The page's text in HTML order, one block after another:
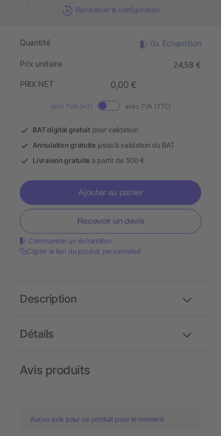
Réinitialiser la configuration
Quantité 0x Échantillon
Prix unitaire
24,58 €
PRIX NET
0,00 €
sans TVA (HT) avec TVA (TTC)
BAT digital gratuitpour validation
Annulation gratuitejusqu’à validation du BAT
Livraison gratuite à partir de 500 €
Ajouter au panier
Recevoir un devis
Commander un échantillon
Copier le lien du produit personnalisé
Détails
Description
Avis produits
Aucun avis pour ce produit pour le moment.